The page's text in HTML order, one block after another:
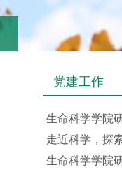
党建工作
生命科学学院
走近科学，探
生命科学学院